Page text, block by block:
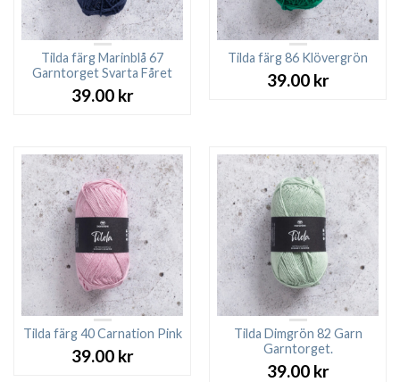
Tilda färg Marinblå 67
Garntorget Svarta Fåret
39.00 kr
Tilda färg 86 Klövergrön
39.00 kr
Tilda färg 40 Carnation Pink
39.00 kr
Tilda Dimgrön 82 Garn
Garntorget.
39.00 kr